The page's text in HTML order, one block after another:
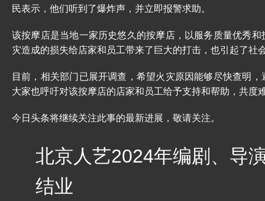
民表示，他们听到了爆炸声，并立即报警求助。
该按摩店是当地一家历史悠久的按摩店，以服务质量优秀
灾造成的损失给店家和员工带来了巨大的打击，也引起了社
目前，相关部门已展开调查，希望火灾原因能够尽快查明
大家也呼吁对该按摩店的店家和员工给予支持和帮助，共度
今日头条将继续关注此事的最新进展，敬请关注。
北京人艺2024年编剧、导
结业